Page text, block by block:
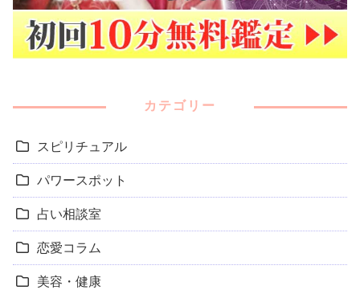
カテゴリー
スピリチュアル
パワースポット
占い相談室
恋愛コラム
美容・健康